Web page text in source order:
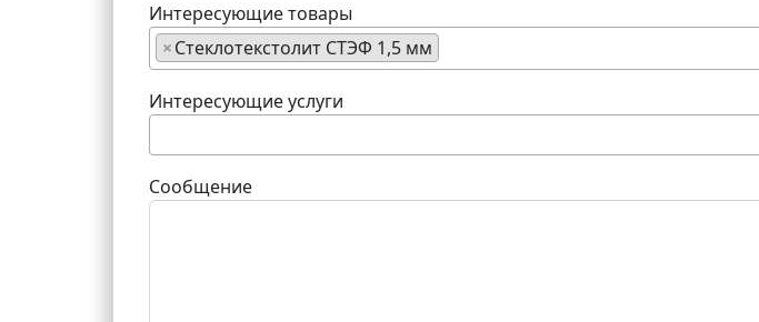
Интересующие товары
×Стеклотекстолит СТЭФ 1,5 мм
Интересующие услуги
Сообщение